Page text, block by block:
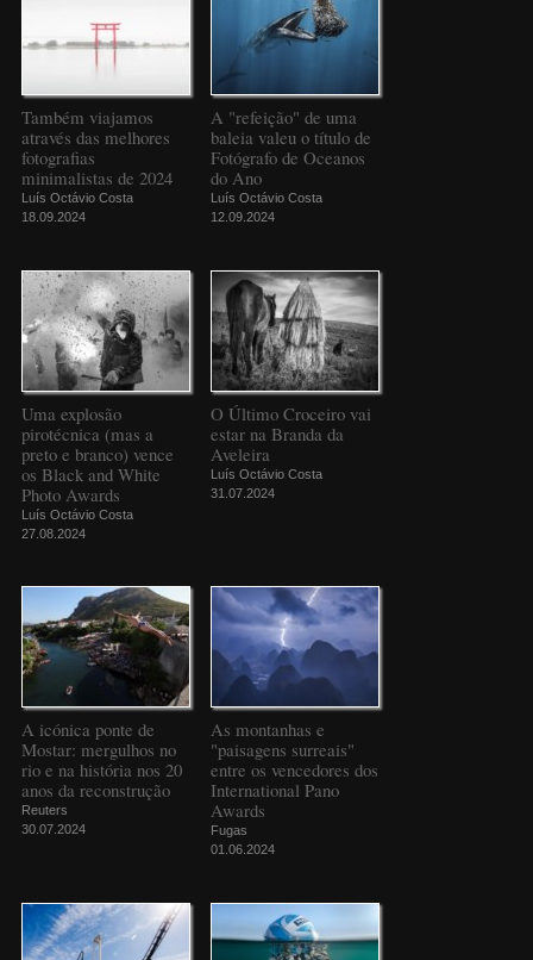
Também viajamos
através das melhores
fotografias
minimalistas de 2024
Luís Octávio Costa
18.09.2024
A "refeição" de uma
baleia valeu o título de
Fotógrafo de Oceanos
do Ano
Luís Octávio Costa
12.09.2024
Uma explosão
pirotécnica (mas a
preto e branco) vence
os Black and White
Photo Awards
Luís Octávio Costa
27.08.2024
O Último Croceiro vai
estar na Branda da
Aveleira
Luís Octávio Costa
31.07.2024
A icónica ponte de
Mostar: mergulhos no
rio e na história nos 20
anos da reconstrução
Reuters
30.07.2024
As montanhas e
"paisagens surreais"
entre os vencedores dos
International Pano
Awards
Fugas
01.06.2024